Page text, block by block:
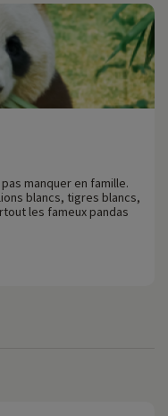
manquer en famille.
blancs, tigres blancs,
les fameux pandas